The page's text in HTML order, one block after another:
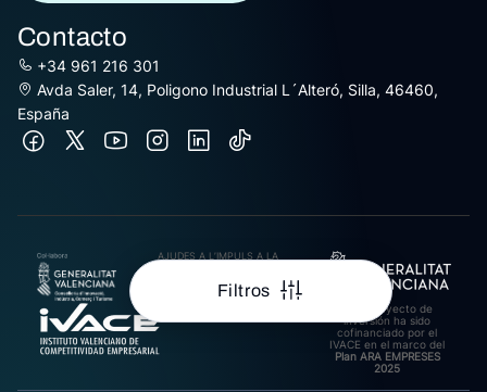
Filtros
Contacto
+34 961 216 301
Avda Saler, 14, Poligono Industrial L´Alteró, Silla, 46460,
España
AJUDES A L’IMPULS A LA
DE PIMES EXPORTADORES
DE LA COMUNITAT
VALENCIANA 2025.
Este proyecto de
inversión ha sido
cofinanciado por el
IVACE en el marco del
Plan ARA EMPRESES
2025